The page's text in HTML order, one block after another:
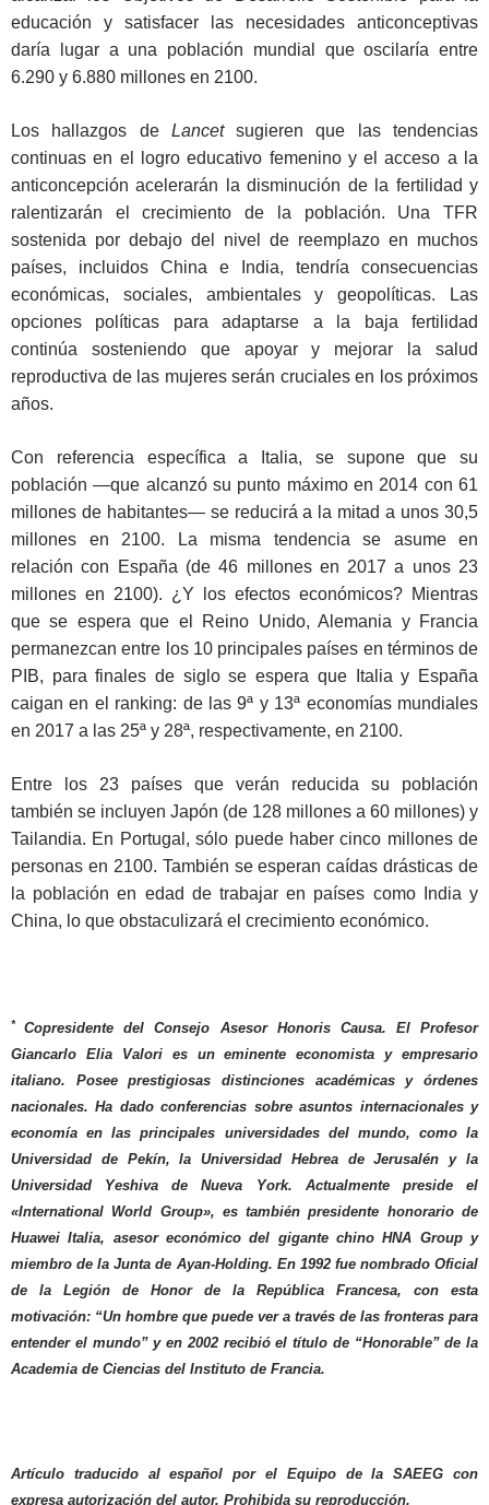
educación y satisfacer las necesidades anticonceptivas
daría lugar a una población mundial que oscilaría entre
6.290 y 6.880 millones en 2100.
Los hallazgos de Lancetsugieren que las tendencias
continuas en el logro educativo femenino y el acceso a la
anticoncepción acelerarán la disminución de la fertilidad y
ralentizarán el crecimiento de la población. Una TFR
sostenida por debajo del nivel de reemplazo en muchos
países, incluidos China e India, tendría consecuencias
económicas, sociales, ambientales y geopolíticas. Las
opciones políticas para adaptarse a la baja fertilidad
continúa sosteniendo que apoyar y mejorar la salud
reproductiva de las mujeres serán cruciales en los próximos
años.
Con referencia específica a Italia, se supone que su
población —que alcanzó su punto máximo en 2014 con 61
millones de habitantes— se reducirá a la mitad a unos 30,5
millones en 2100. La misma tendencia se asume en
relación con España (de 46 millones en 2017 a unos 23
millones en 2100). ¿Y los efectos económicos? Mientras
que se espera que el Reino Unido, Alemania y Francia
permanezcan entre los 10 principales países en términos de
PIB, para finales de siglo se espera que Italia y España
caigan en el ranking: de las 9ª y 13ª economías mundiales
en 2017 a las 25ª y 28ª, respectivamente, en 2100.
Entre los 23 países que verán reducida su población
también se incluyen Japón (de 128 millones a 60 millones) y
Tailandia. En Portugal, sólo puede haber cinco millones de
personas en 2100. También se esperan caídas drásticas de
la población en edad de trabajar en países como India y
China, lo que obstaculizará el crecimiento económico.
* Copresidente del Consejo Asesor Honoris Causa. El Profesor
Giancarlo Elia Valori es un eminente economista y empresario
italiano. Posee prestigiosas distinciones académicas y órdenes
nacionales. Ha dado conferencias sobre asuntos internacionales y
economía en las principales universidades del mundo, como la
Universidad de Pekín, la Universidad Hebrea de Jerusalén y la
Universidad Yeshiva de Nueva York. Actualmente preside el
«International World Group», es también presidente honorario de
Huawei Italia, asesor económico del gigante chino HNA Group y
miembro de la Junta de Ayan-Holding. En 1992 fue nombrado Oficial
de la Legión de Honor de la República Francesa, con esta
motivación: “Un hombre que puede ver a través de las fronteras para
entender el mundo” y en 2002 recibió el título de “Honorable” de la
Academia de Ciencias del Instituto de Francia.
Artículo traducido al español por el Equipo de la SAEEG con
expresa autorización del autor. Prohibida su reproducción.